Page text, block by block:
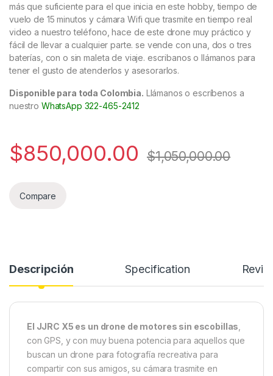
más que suficiente para el que inicia en este hobby, tiempo de
vuelo de 15 minutos y cámara Wifi que trasmite en tiempo real
video a nuestro teléfono, hace de este drone muy práctico y
fácil de llevar a cualquier parte. se vende con una, dos o tres
baterías, con o sin maleta de viaje. escribanos o llámanos para
tener el gusto de atenderlos y asesorarlos.
Disponible para toda Colombia. Llámanos o escríbenos a
nuestro WhatsApp 322-465-2412
$850,000.00 $1,050,000.00
Compare
Descripción Specification
El JJRC X5 es un drone de motores sin escobillas
con GPS, y con muy buena potencia para aquellos que
buscan un drone para fotografía recreativa para
compartir con sus amigos, su cámara trasmite en